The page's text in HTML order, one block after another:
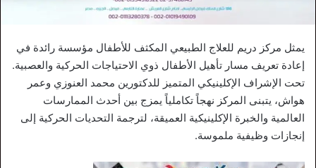
يمثل مركز دريم للعلاج الطبيعي المكثف للأطفال مؤسسة رائدة في
إعادة تعريف مسار تأهيل الأطفال ذوي الاحتياجات الحركية والعصبية.
تحت الإشراف الإكلينيكي المتميز للدكتورين محمد العنوزي وعمر
هواش، يتبنى المركز نهجاً تكاملياً يمزج بين أحدث الممارسات
العالمية والخبرة الإكلينيكية العميقة، لترجمة التحديات الحركية إلى
إنجازات وظيفية ملموسة.